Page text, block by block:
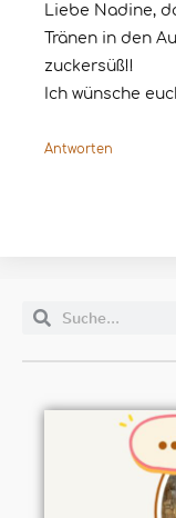
Liebe Nadine,
Tränen in den
zuckersüß!!
Ich wünsche
Antworten